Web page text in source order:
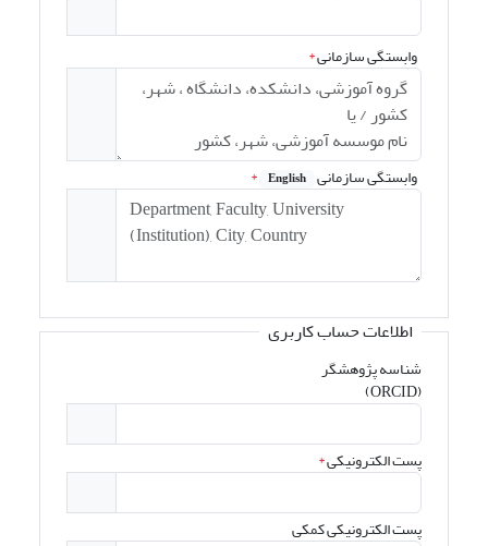
وابستگی سازمانی*
وابستگی سازمانی English
*
اطلاعات حساب کاربری
شناسه پژوهشگر
(ORCID)
پست الکترونیکی*
پست الکترونیکی کمکی